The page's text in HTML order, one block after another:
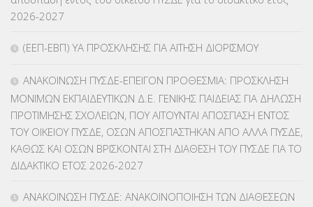
ΚΠγ – ΚΡΑΤΙΚΟ ΠΙΣΤΟΠΟΙΗΤΙΚΟ ΓΛΩΣΣΟΜΑΘΕΙΑΣ
ΚΠπ- ΚΡΑΤΙΚΟ ΠΙΣΤΟΠΟΙΗΤΙΚΟ ΠΛΗΡΟΦΟΡΙΚΗΣ(12)
ΛΟΙΠΑ(309)
ΜΑΘΗΤΕΙΑ(275)
ΜΕΤΑΘΕΣΕΙΣ-ΤΟΠΟΘΕΤΗΣΕΙΣ ΒΕΛΤΙΩΣΕΙΣ(319)
2026-2027
(ΕΕΠ-ΕΒΠ) ΥΑ ΠΡΟΣΚΛΗΣΗΣ ΓΙΑ ΑΙΤΗΣΗ ΔΙΟΡΙΣΜΟΥ
ΑΝΑΚΟΙΝΩΣΗ ΠΥΣΔΕ-ΕΠΕΙΓΟΝ ΠΡΟΘΕΣΜΙΑ: ΠΡΟΣΚΛΗΣΗ
ΜΟΝΙΜΩΝ ΕΚΠΑΙΔΕΥΤΙΚΩΝ Δ.Ε. ΓΕΝΙΚΗΣ ΠΑΙΔΕΙΑΣ ΓΙΑ ΔΗΛΩΣΗ
ΠΡΟΤΙΜΗΣΗΣ ΣΧΟΛΕΙΩΝ, ΠΟΥ ΑΙΤΟΥΝΤΑΙ ΑΠΟΣΠΑΣΗ ΕΝΤΟΣ
ΤΟΥ ΟΙΚΕΙΟΥ ΠΥΣΔΕ, ΟΣΩΝ ΑΠΟΣΠΑΣΤΗΚΑΝ ΑΠΟ ΑΛΛΑ ΠΥΣΔΕ,
ΚΑΘΩΣ ΚΑΙ ΟΣΩΝ ΒΡΙΣΚΟΝΤΑΙ ΣΤΗ ΔΙΑΘΕΣΗ ΤΟΥ ΠΥΣΔΕ ΓΙΑ ΤΟ
ΔΙΔΑΚΤΙΚΟ ΕΤΟΣ 2026-2027
ΑΝΑΚΟΙΝΩΣΗ ΠΥΣΔΕ: ΑΝΑΚΟΙΝΟΠΟΙΗΣΗ ΤΩΝ ΔΙΑΘΕΣΕΩΝ